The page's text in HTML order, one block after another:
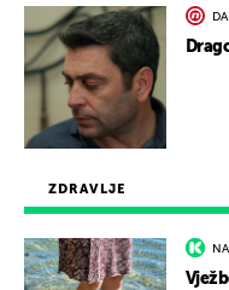
ZDRAVLJE